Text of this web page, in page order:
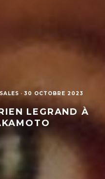
· 30 OCTOBRE 2023
LEGRAND À